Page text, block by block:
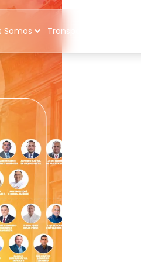
Somos Transparencia